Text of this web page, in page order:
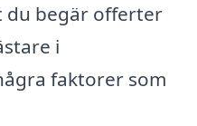
du begär offerter
i
faktorer som